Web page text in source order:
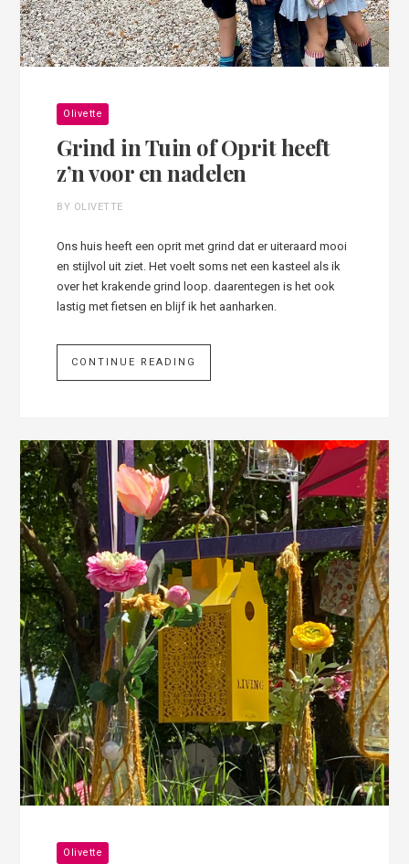
Olivette
Grind in Tuin of Oprit heeft
z’n voor en nadelen
BY OLIVETTE
Ons huis heeft een oprit met grind dat er uiteraard mooi
en stijlvol uit ziet. Het voelt soms net een kasteel als ik
over het krakende grind loop. daarentegen is het ook
lastig met fietsen en blijf ik het aanharken.
CONTINUE READING
Olivette